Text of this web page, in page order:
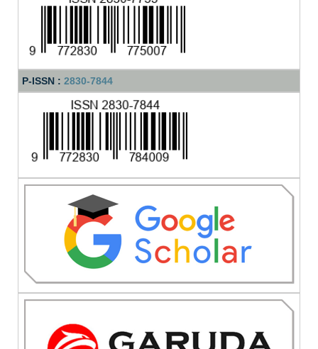
P-ISSN : 2830-7844